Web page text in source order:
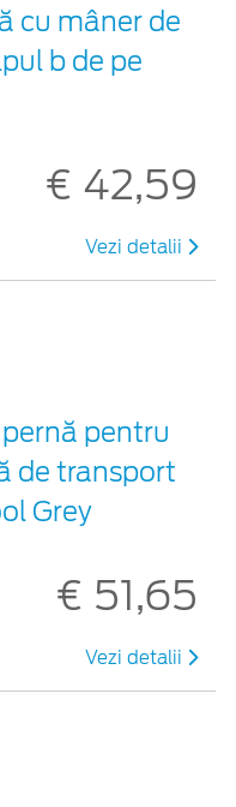
cu mâner de
b de pe
€ 42,59
Vezi detalii
pentru
de transport
Grey
€ 51,65
Vezi detalii